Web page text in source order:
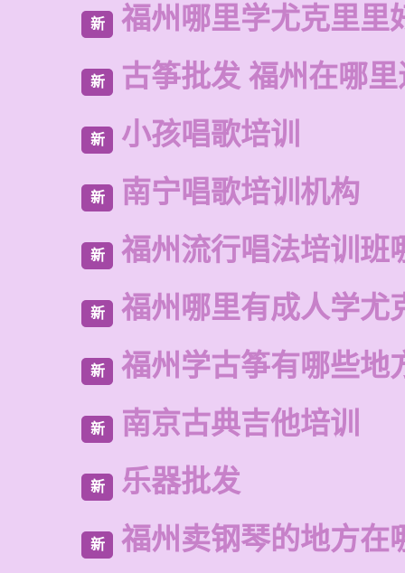
新 福州哪里学尤克里里
新 古筝批发 福州在哪
新 小孩唱歌培训
新 南宁唱歌培训机构
新 福州流行唱法培训班
新 福州哪里有成人学尤
新 福州学古筝有哪些地
新 南京古典吉他培训
新 乐器批发
新 福州卖钢琴的地方在